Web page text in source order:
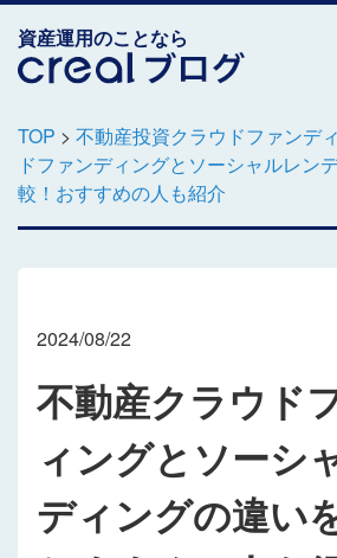
資産運用のことなら
TOP > 不動産投資クラウドファンデ
ドファンディングとソーシャルレン
較！おすすめの人も紹介
2024/08/22
不動産クラウド
ィングとソーシ
ディングの違い